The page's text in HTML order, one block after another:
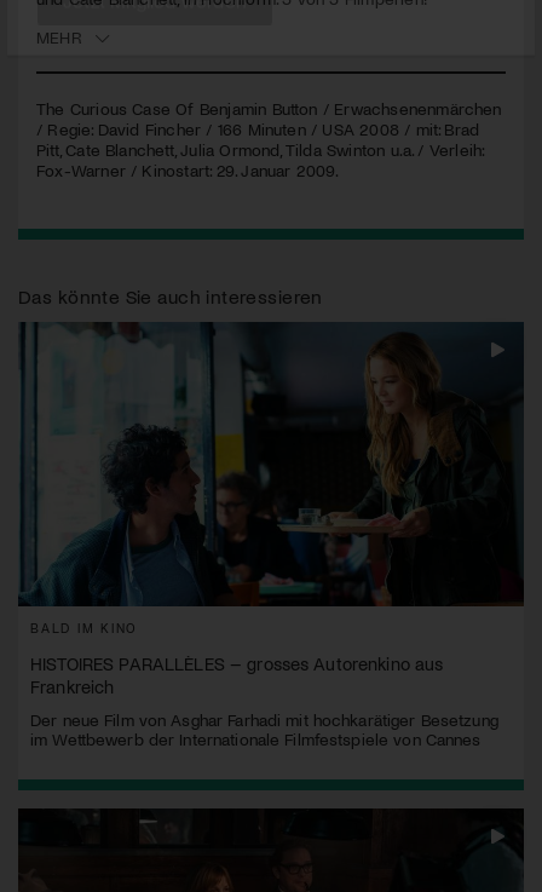
MEHR
The Curious Case Of Benjamin Button / Erwachsenenmärchen
/ Regie: David Fincher / 166 Minuten / USA 2008 / mit: Brad
Pitt, Cate Blanchett, Julia Ormond, Tilda Swinton u.a. / Verleih:
Fox-Warner / Kinostart: 29. Januar 2009.
Das könnte Sie auch interessieren
BALD IM KINO
HISTOIRES PARALLÈLES – grosses Autorenkino aus
Frankreich
Der neue Film von Asghar Farhadi mit hochkarätiger Besetzung
im Wettbewerb der Internationale Filmfestspiele von Cannes